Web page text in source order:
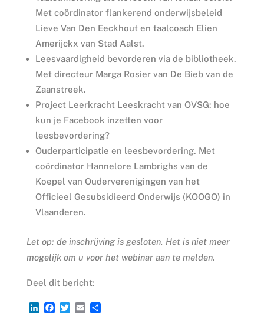
Met coördinator flankerend onderwijsbeleid
Lieve Van Den Eeckhout en taalcoach Elien
Amerijckx van Stad Aalst.
Leesvaardigheid bevorderen via de bibliotheek.
Met directeur Marga Rosier van De Bieb van de
Zaanstreek.
Project Leerkracht Leeskracht van OVSG: hoe
kun je Facebook inzetten voor
leesbevordering?
Ouderparticipatie en leesbevordering. Met
coördinator Hannelore Lambrighs van de
Koepel van Ouderverenigingen van het
Officieel Gesubsidieerd Onderwijs (KOOGO) in
Vlaanderen.
Let op: de inschrijving is gesloten. Het is niet meer
mogelijk om u voor het webinar aan te melden.
Deel dit bericht:
L
F
T
E
D